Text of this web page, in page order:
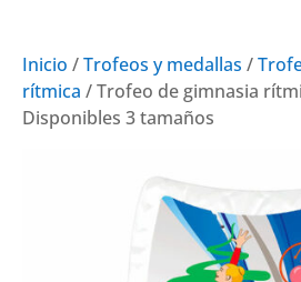
Inicio /Trofeos y medallas /
rítmica / Trofeo de gimnasia
Disponibles 3 tamaños